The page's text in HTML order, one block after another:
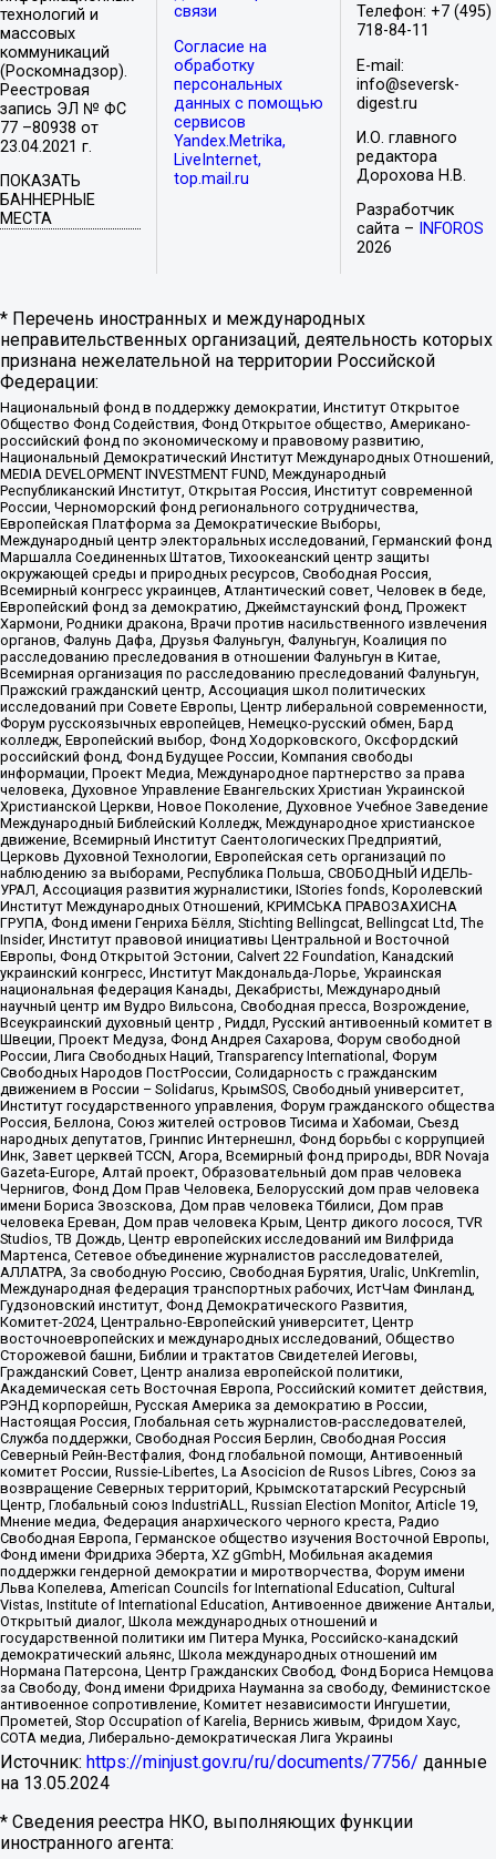
технологий и
массовых
коммуникаций
(Роскомнадзор).
Реестровая
запись ЭЛ № ФС
77 –80938 от
23.04.2021 г.
ПОКАЗАТЬ
БАННЕРНЫЕ
МЕСТА
связи
Согласие на
обработку
персональных
данных с помощью
сервисов
Yandex.Metrika,
LiveInternet,
top.mail.ru
Телефон: +7 (495)
718-84-11
E-mail:
info@seversk-
digest.ru
И.О. главного
редактора
Дорохова Н.В.
Разработчик
сайта –
INFOROS
2026
* Перечень иностранных и международных
неправительственных организаций, деятельность которых
признана нежелательной на территории Российской
Федерации:
Национальный фонд в поддержку демократии, Институт Открытое
Общество Фонд Содействия, Фонд Открытое общество, Американо-
российский фонд по экономическому и правовому развитию,
Национальный Демократический Институт Международных Отношений,
MEDIA DEVELOPMENT INVESTMENT FUND, Международный
Республиканский Институт, Открытая Россия, Институт современной
России, Черноморский фонд регионального сотрудничества,
Европейская Платформа за Демократические Выборы,
Международный центр электоральных исследований, Германский фонд
Маршалла Соединенных Штатов, Тихоокеанский центр защиты
окружающей среды и природных ресурсов, Свободная Россия,
Всемирный конгресс украинцев, Атлантический совет, Человек в беде,
Европейский фонд за демократию, Джеймстаунский фонд, Прожект
Хармони, Родники дракона, Врачи против насильственного извлечения
органов, Фалунь Дафа, Друзья Фалуньгун, Фалуньгун, Коалиция по
расследованию преследования в отношении Фалуньгун в Китае,
Всемирная организация по расследованию преследований Фалуньгун,
Пражский гражданский центр, Ассоциация школ политических
исследований при Совете Европы, Центр либеральной современности,
Форум русскоязычных европейцев, Немецко-русский обмен, Бард
колледж, Европейский выбор, Фонд Ходорковского, Оксфордский
российский фонд, Фонд Будущее России, Компания свободы
информации, Проект Медиа, Международное партнерство за права
человека, Духовное Управление Евангельских Христиан Украинской
Христианской Церкви, Новое Поколение, Духовное Учебное Заведение
Международный Библейский Колледж, Международное христианское
движение, Всемирный Институт Саентологических Предприятий,
Церковь Духовной Технологии, Европейская сеть организаций по
наблюдению за выборами, Республика Польша, СВОБОДНЫЙ ИДЕЛЬ-
УРАЛ, Ассоциация развития журналистики, IStories fonds, Королевский
Институт Международных Отношений, КРИМСЬКА ПРАВОЗАХИСНА
ГРУПА, Фонд имени Генриха Бёлля, Stichting Bellingcat, Bellingcat Ltd, The
Insider, Институт правовой инициативы Центральной и Восточной
Европы, Фонд Открытой Эстонии, Calvert 22 Foundation, Канадский
украинский конгресс, Институт Макдональда-Лорье, Украинская
национальная федерация Канады, Декабристы, Международный
научный центр им Вудро Вильсона, Свободная пресса, Возрождение,
Всеукраинский духовный центр , Риддл, Русский антивоенный комитет в
Швеции, Проект Медуза, Фонд Андрея Сахарова, Форум свободной
России, Лига Свободных Наций, Transparеncy International, Форум
Свободных Народов ПостРоссии, Солидарность с гражданским
движением в России – Solidarus, КрымSOS, Свободный университет,
Институт государственного управления, Форум гражданского общества
Россия, Беллона, Союз жителей островов Тисима и Хабомаи, Съезд
народных депутатов, Гринпис Интернешнл, Фонд борьбы с коррупцией
Инк, Завет церквей TCCN, Агора, Всемирный фонд природы, BDR Novaja
Gazeta-Europe, Алтай проект, Образовательный дом прав человека
Чернигов, Фонд Дом Прав Человека, Белорусский дом прав человека
имени Бориса Звозскова, Дом прав человека Тбилиси, Дом прав
человека Ереван, Дом прав человека Крым, Центр дикого лосося, TVR
Studios, ТВ Дождь, Центр европейских исследований им Вилфрида
Мартенса, Сетевое объединение журналистов расследователей,
АЛЛАТРА, За свободную Россию, Свободная Бурятия, Uralic, UnKremlin,
Международная федерация транспортных рабочих, ИстЧам Финланд,
Гудзоновский институт, Фонд Демократического Развития,
Комитет-2024, Центрально-Европейский университет, Центр
восточноевропейских и международных исследований, Общество
Сторожевой башни, Библии и трактатов Свидетелей Иеговы,
Гражданский Совет, Центр анализа европейской политики,
Академическая сеть Восточная Европа, Российский комитет действия,
РЭНД корпорейшн, Русская Америка за демократию в России,
Настоящая Россия, Глобальная сеть журналистов-расследователей,
Служба поддержки, Свободная Россия Берлин, Свободная Россия
Северный Рейн-Вестфалия, Фонд глобальной помощи, Антивоенный
комитет России, Russie-Libertes, La Asocicion de Rusos Libres, Союз за
возвращение Северных территорий, Крымскотатарский Ресурсный
Центр, Глобальный союз IndustriALL, Russian Election Monitor, Article 19,
Мнение медиа, Федерация анархического черного креста, Радио
Свободная Европа, Германское общество изучения Восточной Европы,
Фонд имени Фридриха Эберта, XZ gGmbH, Мобильная академия
поддержки гендерной демократии и миротворчества, Форум имени
Льва Копелева, American Councils for International Education, Cultural
Vistas, Institute of International Education, Антивоенное движение Антальи,
Открытый диалог, Школа международных отношений и
государственной политики им Питера Мунка, Российско-канадский
демократический альянс, Школа международных отношений им
Нормана Патерсона, Центр Гражданских Свобод, Фонд Бориса Немцова
за Свободу, Фонд имени Фридриха Науманна за свободу, Феминистское
антивоенное сопротивление, Комитет независимости Ингушетии,
Прометей, Stop Occupation of Karelia, Вернись живым, Фридом Хаус,
СОТА медиа, Либерально-демократическая Лига Украины
Источник: https://minjust.gov.ru/ru/documents/7756/ данные
на 13.05.2024
* Сведения реестра НКО, выполняющих функции
иностранного агента: